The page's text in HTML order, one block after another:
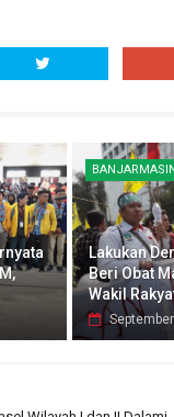
Lakukan
Beri Obat
Wakil